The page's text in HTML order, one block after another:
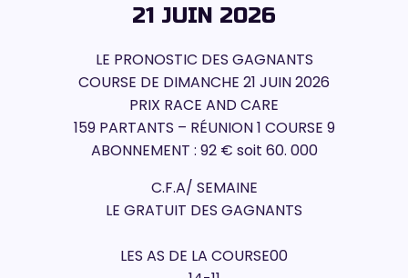
21 JUIN 2026
LE PRONOSTIC DES GAGNANTS
COURSE DE DIMANCHE 21 JUIN 2026
PRIX RACE AND CARE
159 PARTANTS – RÉUNION 1 COURSE 9
ABONNEMENT : 92 € soit 60. 000
C.F.A/ SEMAINE
LE GRATUIT DES GAGNANTS
LES AS DE LA COURSE00